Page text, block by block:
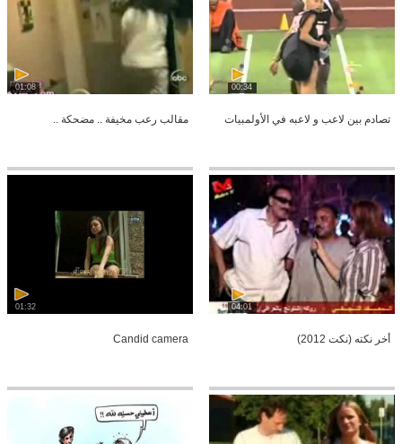
00:34
تصادم بين لاعب و لاعبه في الأولمبيات
01:08
مقالب رعب مخيفة .. مضحكة ..
04:01
أخر نكته (نكت 2012)
01:32
Candid camera